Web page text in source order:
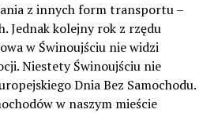
z innych form transportu –
Jednak kolejny rok z rzędu
w Świnoujściu nie widzi
Niestety Świnoujściu nie
Dnia Bez Samochodu.
w naszym mieście